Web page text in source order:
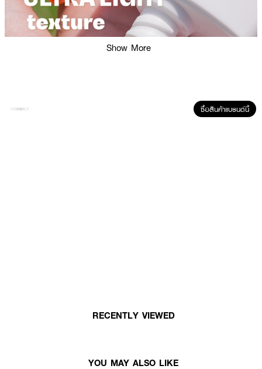
● สูตร Oil-Free และ 9-Free ปราศจากสารระคายเคืองและกันเสีย
Show More
ซื้อสินค้าแบรนด์นี้
RECENTLY VIEWED
YOU MAY ALSO LIKE